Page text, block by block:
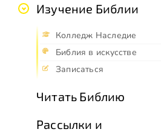
Изучение Библии
Колледж Наследие
Библия в искусстве
Записаться
Читать Библию
Рассылки и